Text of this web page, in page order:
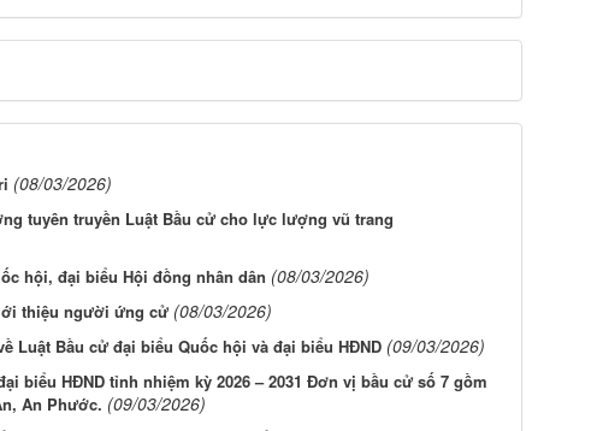
(08/03/2026)
tuyên truyền Luật Bầu cử cho lực lượng vũ trang
hội, đại biểu Hội đồng nhân dân (08/03/2026)
thiệu người ứng cử (08/03/2026)
Luật Bầu cử đại biểu Quốc hội và đại biểu HĐND (09/03/2026)
biểu HĐND tỉnh nhiệm kỳ 2026 – 2031 Đơn vị bầu cử số 7 gồm
An Phước. (09/03/2026)